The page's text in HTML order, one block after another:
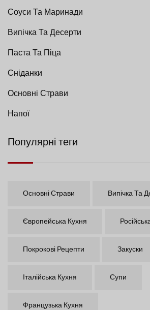
Соуси Та Маринади
Випічка Та Десерти
Паста Та Піца
Сніданки
Основні Страви
Напої
Популярні теги
Основні Страви Випічка Та
Європейська Кухня
Покрокові Рецепти Закуски
Італійська Кухня Супи
Французька Кухня